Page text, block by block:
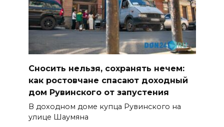
Сносить нельзя, сохранять нечем:
как ростовчане спасают доходный
дом Рувинского от запустения
В доходном доме купца Рувинского на
улице Шаумяна